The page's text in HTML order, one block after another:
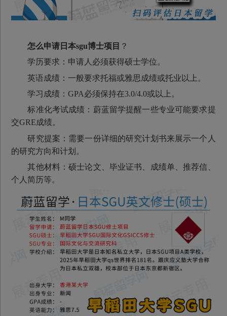
怎么申请日本sgu博士项目 ？
学历要求：申请人必须获得硕士学位。
英语成绩：一般要求托福或雅思成绩或托业以上。
学习成绩：GPA必须保持在3.0/4.0或以上。
标准化考试成绩：蔚蓝留学提醒一些专业可能要求提
交GRE成绩。
研究提案：需要一份详细的研究计划书来展示一个人
的研究方向和计划。
其他材料：硕士论文、毕业证书、成绩单、推荐信、
个人简历等。